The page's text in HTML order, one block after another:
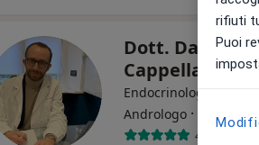
Dott. Daniele
Cappellani
Endocrinologo,
Andrologo · Altro
451
rifiuti
Puoi